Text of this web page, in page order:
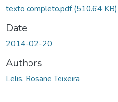
texto completo.pdf(510.64 KB)
Date
2014-02-20
Authors
Lelis, Rosane Teixeira